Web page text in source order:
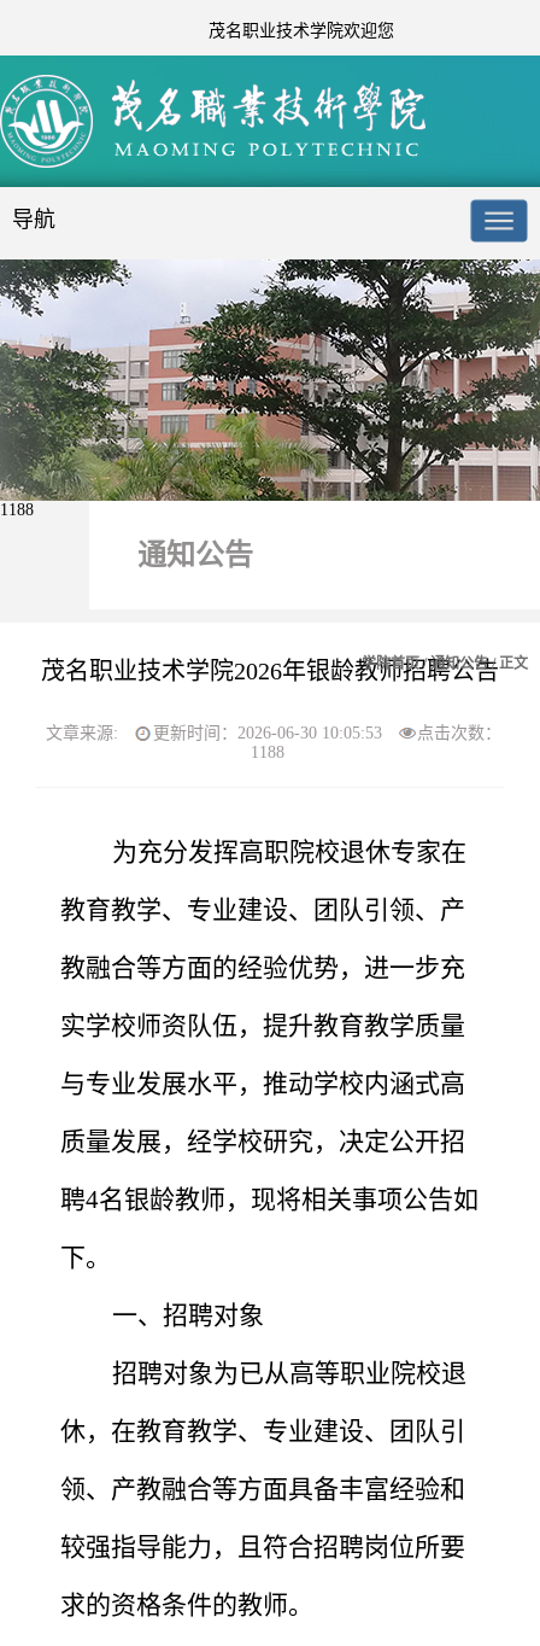
茂名职业技术学院欢迎您
导航
通知公告
学院首页/通知公告/ 正文
1188
茂名职业技术学院2026年银龄教师招聘公告
文章来源: 更新时间：2026-06-30 10:05:53
点击次数：
1188
为充分发挥高职院校退休专家在
教育教学、专业建设、团队引领、产
教融合等方面的经验优势，进一步充
实学校师资队伍，提升教育教学质量
与专业发展水平，推动学校内涵式高
质量发展，经学校研究，决定公开招
聘4名银龄教师，现将相关事项公告如
下。
一、招聘对象
招聘对象为已从高等职业院校退
休，在教育教学、专业建设、团队引
领、产教融合等方面具备丰富经验和
较强指导能力，且符合招聘岗位所要
求的资格条件的教师。